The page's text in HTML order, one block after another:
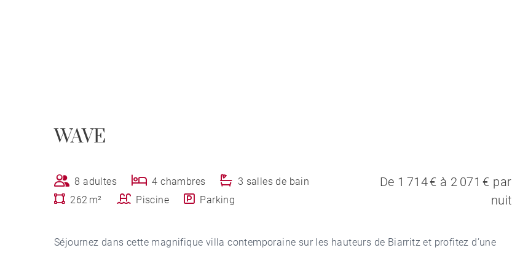
WAVE
8 adultes 4 chambres
3 salles de bain
262 m²
Piscine Parking
De 1 714 € à 2 071 € par
nuit
Séjournez dans cette magnifique villa contemporaine sur les hauteurs de Biarritz et profitez d’une